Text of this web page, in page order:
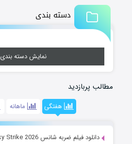
دسته بندی
نمایش دسته بندی
مطالب پربازدید
هفتگی ماهانه
دانلود فیلم ضربه شانس Lucky Strike 2026